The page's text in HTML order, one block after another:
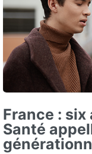
France :
Santé